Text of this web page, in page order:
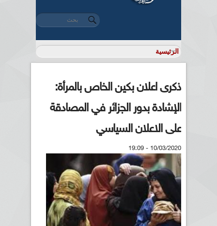
استمارة البحث
‏بحث ‏
ذكرى اعلان بكين الخاص بالمرأة:
الإشادة بدور الجزائر في المصادقة
على الاعلان السياسي
10/03/2020 - 19:09